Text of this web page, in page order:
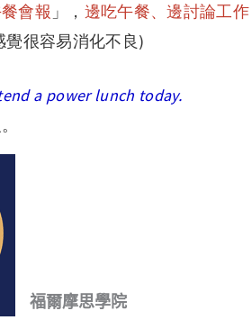
會報 」， 邊吃午餐、邊討論工作
很容易消化不良)
a power lunch today.
福爾摩思學院